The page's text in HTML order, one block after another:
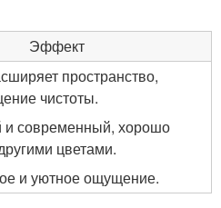
Эффект
пространство,
чистоты.
и современный, хорошо
цветами.
и уютное ощущение.